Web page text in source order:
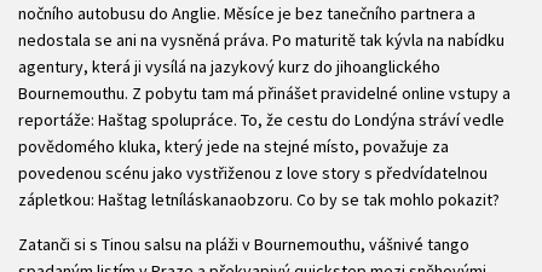
nočního autobusu do Anglie. Měsíce je bez tanečního partnera a
nedostala se ani na vysněná práva. Po maturitě tak kývla na nabídku
agentury, která ji vysílá na jazykový kurz do jihoanglického
Bournemouthu. Z pobytu tam má přinášet pravidelné online vstupy a
reportáže: Haštag spolupráce. To, že cestu do Londýna stráví vedle
povědomého kluka, který jede na stejné místo, považuje za
povedenou scénu jako vystřiženou z love story s předvídatelnou
zápletkou: Haštag letníláskanaobzoru. Co by se tak mohlo pokazit?
Zatanči si s Tinou salsu na pláži v Bournemouthu, vášnivé tango